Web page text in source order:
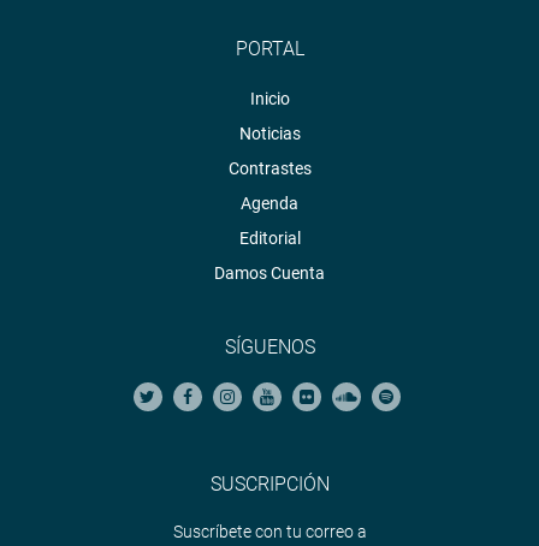
PORTAL
Inicio
Noticias
Contrastes
Agenda
Editorial
Damos Cuenta
SÍGUENOS
SUSCRIPCIÓN
Suscríbete con tu correo a